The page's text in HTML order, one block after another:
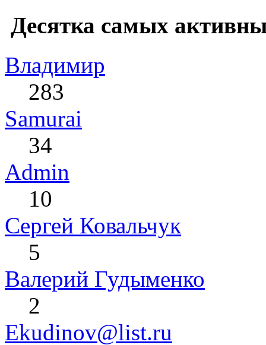
Десятка самых
Влaдимир
283
Samurai
34
Admin
10
Сергей Ковальчук
5
Валерий Гудыменко
2
Ekudinov@list.ru